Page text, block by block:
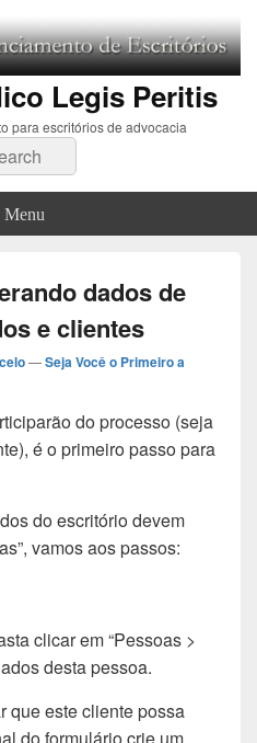
Legis Peritis
para escritórios de advocacia
Menu
dados de
e clientes
—Seja Você o Primeiro a
do processo (seja
é o primeiro passo para
do escritório devem
vamos aos passos:
clicar em “Pessoas >
desta pessoa.
que este cliente possa